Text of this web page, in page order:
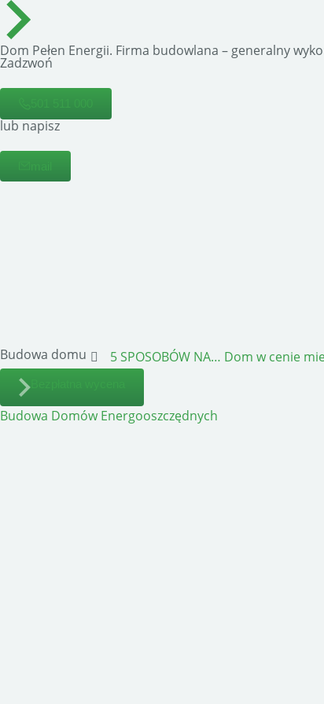
Dom Pełen Energii. Firma budowlana – generalny
Zadzwoń
lub napisz
Budowa domu 5 SPOSOBÓW NA… Dom w cenie
Budowa Domów Energooszczędnych